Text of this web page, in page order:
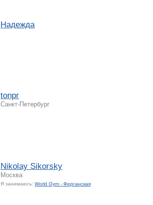
Надежда
tonpr
Санкт-Петербург
Nikolay Sikorsky
Москва
Я занимаюсь: World Gym - Ферганская